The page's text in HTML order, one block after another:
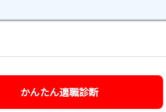
かんたん適職診断